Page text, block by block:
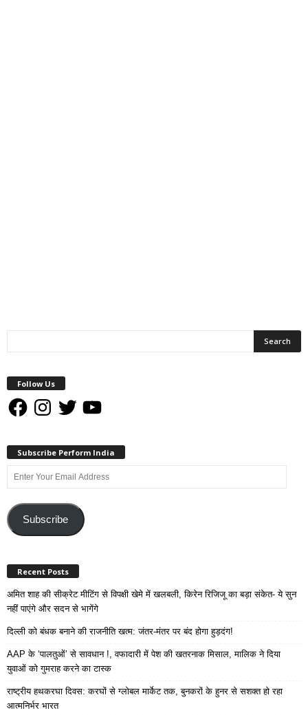
Follow Us
FacebookInstagram
Twitter YouTube
Subscribe Perform India
Enter
Your
AddressSubscribe
Recent Posts
अमित शाह की सीक्रेट मीटिंग से विपक्षी खेमे में खलबली, किरेन रिजिजू का बड़ा संकेत- ये सुन
नहीं पाएंगे और सदन से भागेंगे
दिल्ली को बंधक बनाने की राजनीति खत्म: जंतर-मंतर पर बंद होगा हुड़दंग!
AAP के ‘पालतुओं’ से सावधान !, वफादारी में पेश की खतरनाक मिसाल, मालिक ने दिया
युवाओं को गुमराह करने का टास्क
राष्ट्रीय हथकरघा दिवस: करघों से ग्लोबल मार्केट तक, बुनकरों के हुनर से सशक्त हो रहा
आत्मनिर्भर भारत